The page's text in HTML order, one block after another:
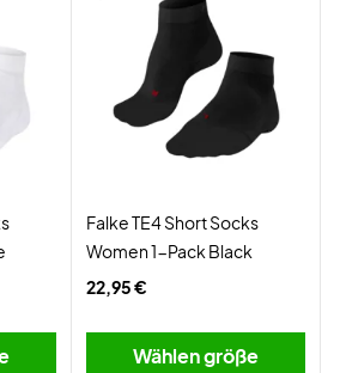
Falke TE4 Short Socks
Women 1-Pack Black
22,95 €
Wählen größe